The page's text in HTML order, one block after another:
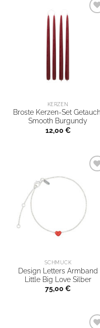
KERZEN
Broste Kerzen-Set
Smooth Burgundy
12,00 €
SCHMUCK
Design Letters Armband
Little Big Love Silber
75,00 €